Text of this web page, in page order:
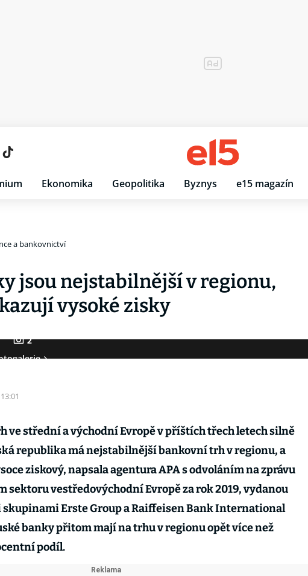
Ekonomika Geopolitika Byznys e15 magazín
a bankovnictví
jsou nejstabilnější v regionu,
vysoké zisky
2
13:01
ve střední a východní Evropě v příštích třech letech silně
republika má nejstabilnější bankovní trh v regionu, a
ziskový, napsala agentura APA s odvoláním na zprávu
sektoru vestředovýchodní Evropě za rok 2019, vydanou
Erste Group a Raiffeisen Bank International
banky přitom mají na trhu v regionu opět více než
podíl.